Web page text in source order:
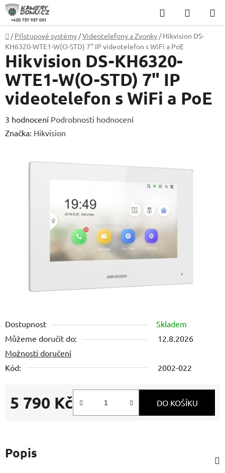
Přejít
obsah
Hledat
KOŠÍK
Domů
/ Přístupové systémy /Videotelefony a Zvonky / Hikvision DS-
KH6320-WTE1-W(O-STD) 7" IP videotelefon s WiFi a PoE
Dostupnost
Skladem
Můžeme doručit do:
12.8.2026
Možnosti doručení
Kód:
2002-022
5 790 Kč DO KOŠÍKU
Hikvision DS-KH6320-
WTE1-W(O-STD) 7" IP
videotelefon s WiFi a PoE
Průměrné
hodnocení
3 hodnocení Podrobnosti hodnocení
Značka: Hikvision
Popis